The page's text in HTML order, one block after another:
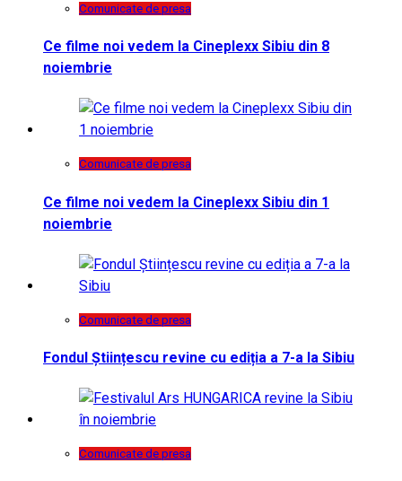
Comunicate de presa
Ce filme noi vedem la Cineplexx Sibiu din 8
noiembrie
Comunicate de presa
Ce filme noi vedem la Cineplexx Sibiu din 1
noiembrie
Comunicate de presa
Fondul Științescu revine cu ediția a 7-a la Sibiu
Comunicate de presa